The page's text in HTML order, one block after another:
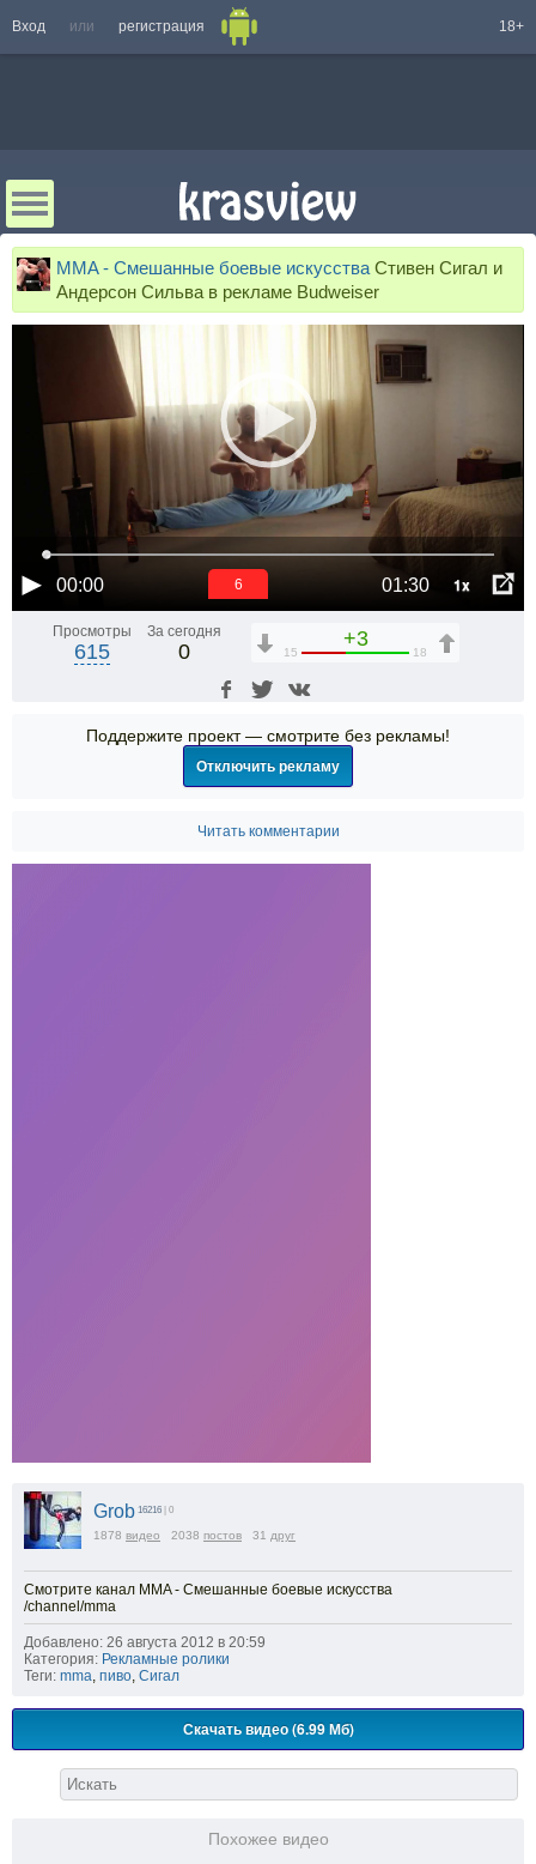
Вход или регистрация 18+
MMA - Смешанные боевые искусства Стивен Сигал и
Андерсон Сильва в рекламе Budweiser
00:00 01:30 1x
6
Просмотры
615
За сегодня
0
+3
15 18
Поддержите проект — смотрите без рекламы!
Отключить рекламу
Читать комментарии
Grob 16216 | 0
1878 видео 2038 постов 31 друг
Смотрите канал MMA - Смешанные боевые искусства
/channel/mma
Добавлено: 26 августа 2012 в 20:59
Категория: Рекламные ролики
Теги: mma, пиво, Сигал
Скачать видео (6.99 Мб)
Похожее видео